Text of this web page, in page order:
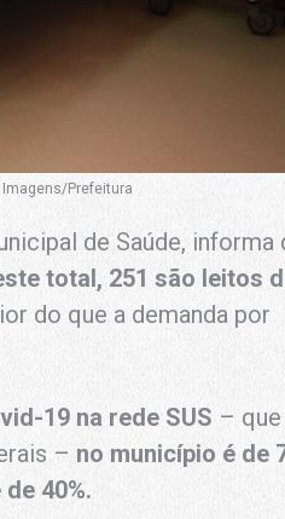
Prefeitura
de Saúde, informa
total, 251 são leitos
do que a demanda por
19 na rede SUS –
– no município é de
40%.